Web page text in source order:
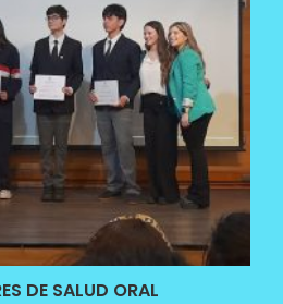
DE SALUD ORAL